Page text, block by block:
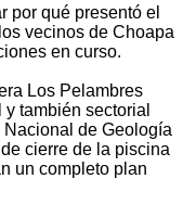
por qué presentó el
vecinos de Choapa
en curso.
Los Pelambres
también sectorial
de Geología
cierre de la piscina
un completo plan